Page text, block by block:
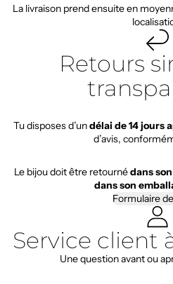
La livraison prend ensuite en
Retours
Tu disposes d’undélai de 14 jours
d’avis,
Le bijou doit être retournédans
dans son
Formulaire
Service client
Une question avant ou